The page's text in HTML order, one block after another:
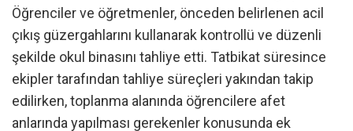
Öğrenciler ve öğretmenler, önceden belirlenen acil
çıkış güzergahlarını kullanarak kontrollü ve düzenli
şekilde okul binasını tahliye etti. Tatbikat süresince
ekipler tarafından tahliye süreçleri yakından takip
edilirken, toplanma alanında öğrencilere afet
anlarında yapılması gerekenler konusunda ek